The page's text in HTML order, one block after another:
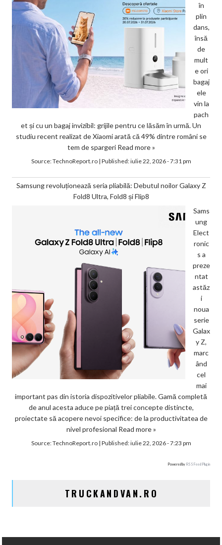
în
plin
dans,
însă
de
mult
e ori
bagaj
ele
vin la
pach
et și cu un bagaj invizibil: grijile pentru ce lăsăm în urmă. Un
studiu recent realizat de Xiaomi arată că 49% dintre români se
tem de spargeri Read more »
Source:TechnoReport.ro| Published:iulie 22, 2026 - 7:31 pm
Samsung revoluționează seria pliabilă: Debutul noilor Galaxy Z
Fold8 Ultra, Fold8 și Flip8
Sams
ung
Elect
ronic
s a
preze
ntat
astăz
i
noua
serie
Galax
y Z,
marc
ând
cel
mai
important pas din istoria dispozitivelor pliabile. Gamă completă
de anul acesta aduce pe piață trei concepte distincte,
proiectate să acopere nevoi specifice: de la productivitatea de
nivel profesional Read more »
Source:TechnoReport.ro| Published:iulie 22, 2026 - 7:23 pm
Powered by RSS Feed Plugin
TRUCKANDVAN.RO